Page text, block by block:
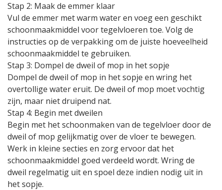
Stap 2: Maak de emmer klaar
Vul de emmer met warm water en voeg een geschikt
schoonmaakmiddel voor tegelvloeren toe. Volg de
instructies op de verpakking om de juiste hoeveelheid
schoonmaakmiddel te gebruiken.
Stap 3: Dompel de dweil of mop in het sopje
Dompel de dweil of mop in het sopje en wring het
overtollige water eruit. De dweil of mop moet vochtig
zijn, maar niet druipend nat.
Stap 4: Begin met dweilen
Begin met het schoonmaken van de tegelvloer door de
dweil of mop gelijkmatig over de vloer te bewegen.
Werk in kleine secties en zorg ervoor dat het
schoonmaakmiddel goed verdeeld wordt. Wring de
dweil regelmatig uit en spoel deze indien nodig uit in
het sopje.